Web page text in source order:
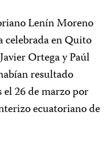
Lenín Moreno
celebrada en Quito
Ortega y Paúl
resultado
el 26 de marzo por
ecuatoriano de